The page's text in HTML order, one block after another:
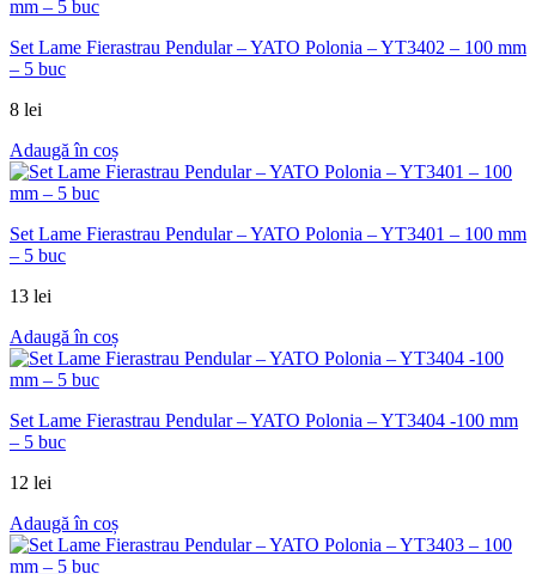
Set Lame Fierastrau Pendular – YATO Polonia – YT3402 – 100 mm
– 5 buc
8 lei
Adaugă în coș
Set Lame Fierastrau Pendular – YATO Polonia – YT3401 – 100 mm
– 5 buc
13 lei
Adaugă în coș
Set Lame Fierastrau Pendular – YATO Polonia – YT3404 -100 mm
– 5 buc
12 lei
Adaugă în coș